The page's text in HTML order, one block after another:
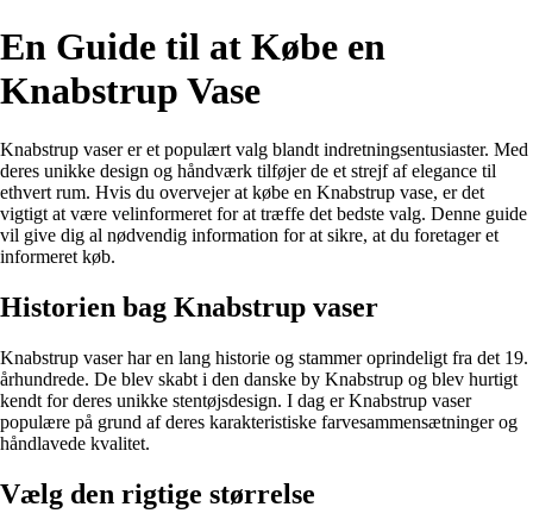
En Guide til at Købe en
Knabstrup Vase
Knabstrup vaser er et populært valg blandt indretningsentusiaster. Med
deres unikke design og håndværk tilføjer de et strejf af elegance til
ethvert rum. Hvis du overvejer at købe en Knabstrup vase, er det
vigtigt at være velinformeret for at træffe det bedste valg. Denne guide
vil give dig al nødvendig information for at sikre, at du foretager et
informeret køb.
Historien bag Knabstrup vaser
Knabstrup vaser har en lang historie og stammer oprindeligt fra det 19.
århundrede. De blev skabt i den danske by Knabstrup og blev hurtigt
kendt for deres unikke stentøjsdesign. I dag er Knabstrup vaser
populære på grund af deres karakteristiske farvesammensætninger og
håndlavede kvalitet.
Vælg den rigtige størrelse